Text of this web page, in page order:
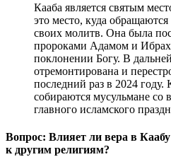
Кааба является святым
это место, куда
своих молитв. Она была
пророками Адамом и
поклонении Богу. В
отремонтирована и
последний раз в 2024 году.
собираются мусульмане со
главного исламского
Вопрос: Влияет ли вера в
к другим религиям?